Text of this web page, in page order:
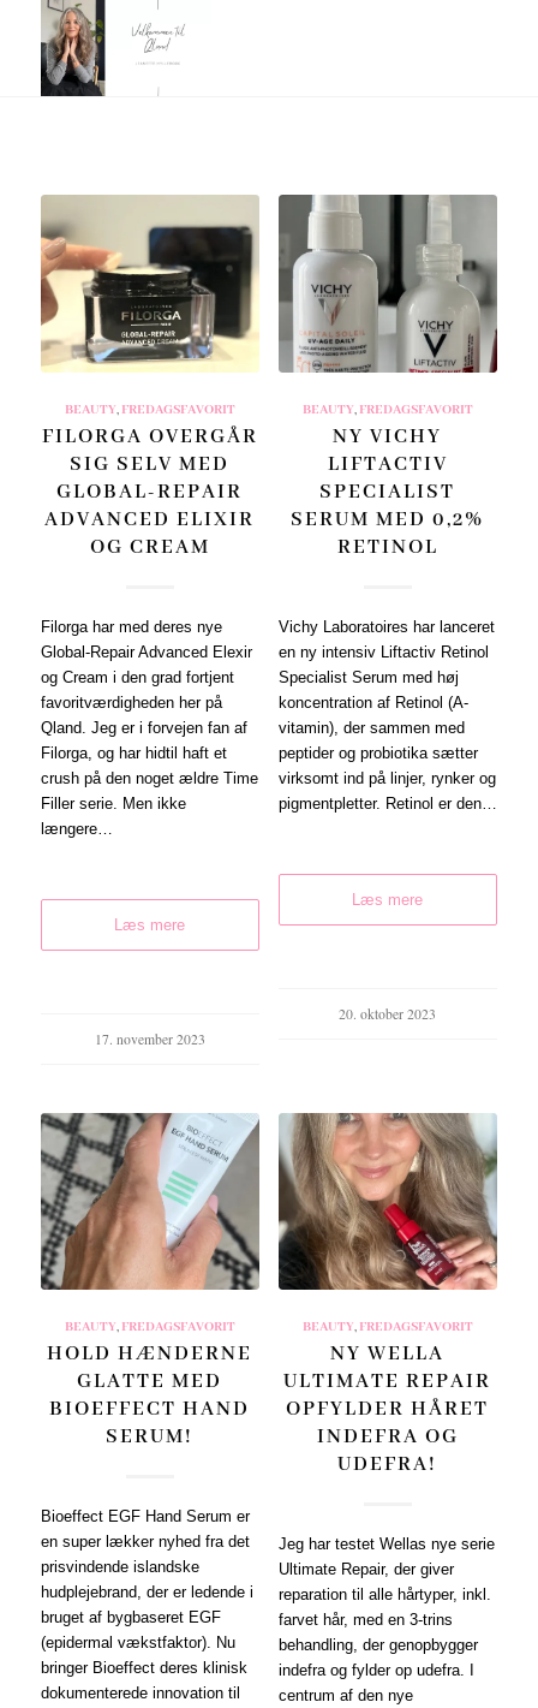
BEAUTY, FREDAGSFAVORIT
FILORGA OVERGÅR
SIG SELV MED
GLOBAL-REPAIR
ADVANCED ELIXIR
OG CREAM
Filorga har med deres nye
Global-Repair Advanced Elexir
og Cream i den grad fortjent
favoritværdigheden her på
Qland. Jeg er i forvejen fan af
Filorga, og har hidtil haft et
crush på den noget ældre Time
Filler serie. Men ikke
længere…
Læs mere
17. november 2023
BEAUTY, FREDAGSFAVORIT
NY VICHY
LIFTACTIV
SPECIALIST
SERUM MED 0,2%
RETINOL
Vichy Laboratoires har lanceret
en ny intensiv Liftactiv Retinol
Specialist Serum med høj
koncentration af Retinol (A-
vitamin), der sammen med
peptider og probiotika sætter
virksomt ind på linjer, rynker og
pigmentpletter. Retinol er den…
Læs mere
20. oktober 2023
BEAUTY, FREDAGSFAVORIT
HOLD HÆNDERNE
GLATTE MED
BIOEFFECT HAND
SERUM!
Bioeffect EGF Hand Serum er
en super lækker nyhed fra det
prisvindende islandske
hudplejebrand, der er ledende i
bruget af bygbaseret EGF
(epidermal vækstfaktor). Nu
bringer Bioeffect deres klinisk
dokumenterede innovation til
BEAUTY, FREDAGSFAVORIT
NY WELLA
ULTIMATE REPAIR
OPFYLDER HÅRET
INDEFRA OG
UDEFRA!
Jeg har testet Wellas nye serie
Ultimate Repair, der giver
reparation til alle hårtyper, inkl.
farvet hår, med en 3-trins
behandling, der genopbygger
indefra og fylder op udefra. I
centrum af den nye